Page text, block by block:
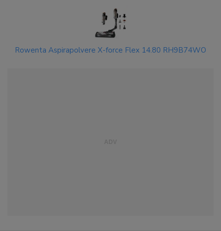
Rowenta Aspirapolvere X-force Flex 14.80 RH9B74WO